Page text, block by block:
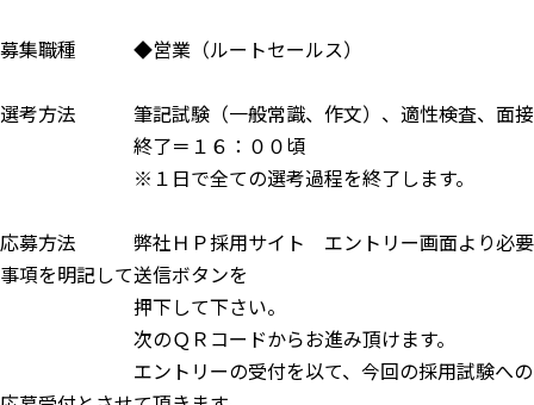
募集職種 ◆営業（ルートセールス）
選考方法 筆記試験（一般常識、作文）、適性検査、面接
終了＝１６：００頃
※１日で全ての選考過程を終了します。
応募方法 弊社ＨＰ採用サイト エントリー画面より必要
事項を明記して送信ボタンを
押下して下さい。
次のＱＲコードからお進み頂けます。
エントリーの受付を以て、今回の採用試験への